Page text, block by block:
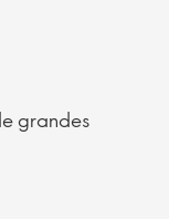
grandes